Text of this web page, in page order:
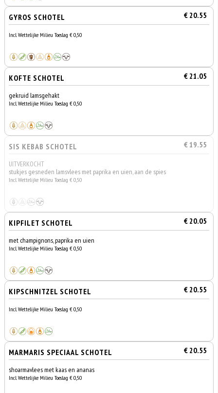
GYROS SCHOTEL € 20.55
Incl. Wettelijke Milieu Toeslag € 0,50
KOFTE SCHOTEL € 21.05
gekruid lamsgehakt
Incl. Wettelijke Milieu Toeslag € 0,50
SIS KEBAB SCHOTEL € 19.55
UITVERKOCHT
stukjes gesneden lamsvlees met paprika en uien, aan de spies
Incl. Wettelijke Milieu Toeslag € 0,50
KIPFILET SCHOTEL € 20.05
met champignons, paprika en uien
Incl. Wettelijke Milieu Toeslag € 0,50
KIPSCHNITZEL SCHOTEL € 20.55
Incl. Wettelijke Milieu Toeslag € 0,50
MARMARIS SPECIAAL SCHOTEL € 20.55
shoarmavlees met kaas en ananas
Incl. Wettelijke Milieu Toeslag € 0,50